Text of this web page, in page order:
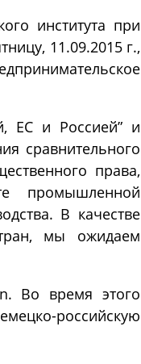
института при
11.09.2015 г.,
ЕС и Россией” и
сравнительного
права,
промышленной
В качестве
мы ожидаем
Во время этого
российскую